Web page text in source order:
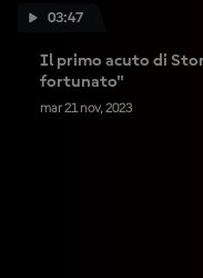
03:47
Il primo acuto di
fortunato"
mar 21 nov, 2023